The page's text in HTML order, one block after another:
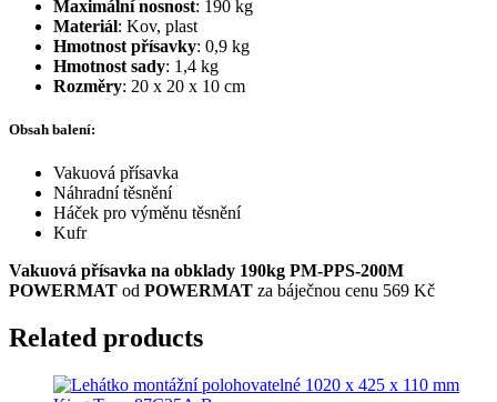
Maximální nosnost: 190 kg
Materiál: Kov, plast
Hmotnost přísavky: 0,9 kg
Hmotnost sady: 1,4 kg
Rozměry: 20 x 20 x 10 cm
Obsah balení:
Vakuová přísavka
Náhradní těsnění
Háček pro výměnu těsnění
Kufr
Vakuová přísavka na obklady 190kg PM-PPS-200M
POWERMAT od POWERMAT za báječnou cenu 569 Kč
Related products